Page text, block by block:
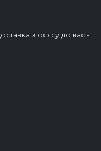
з офісу до вас -